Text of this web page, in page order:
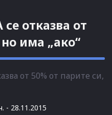
отказва от
има „ако“
- 28.11.2015